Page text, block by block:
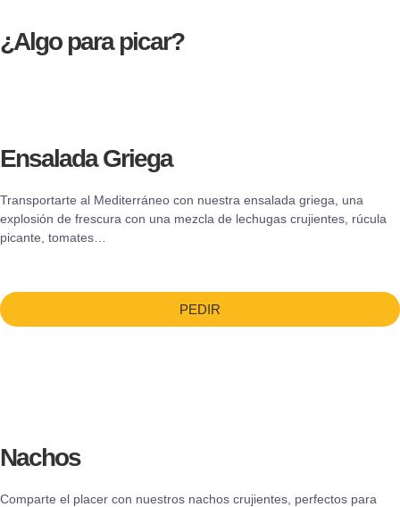
¿Algo para picar?
Ensalada Griega
Transportarte al Mediterráneo con nuestra ensalada griega, una
explosión de frescura con una mezcla de lechugas crujientes, rúcula
picante, tomates…
PEDIR
Nachos
Comparte el placer con nuestros nachos crujientes, perfectos para